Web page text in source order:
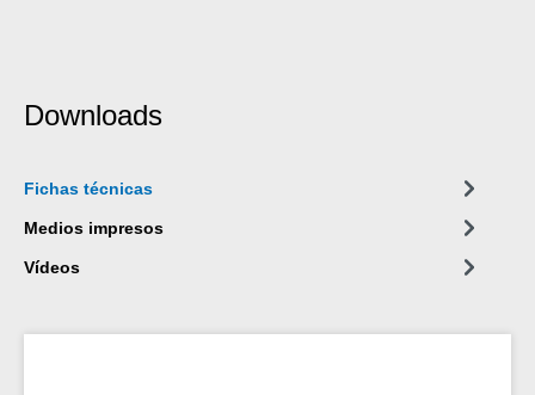
Downloads
Fichas técnicas
Medios impresos
Vídeos